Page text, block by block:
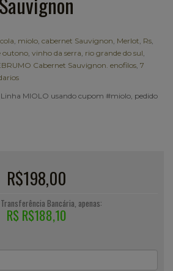
miolo cabernet Sauvignon Merlot Rs
outono vinho da serra rio grande do sul
Cabernet Sauvignon. enofilos 7
Linha MIOLO usando cupom #miolo, pedido
R$198,00
Transferência Bancária, apenas:
R$ R$188,10